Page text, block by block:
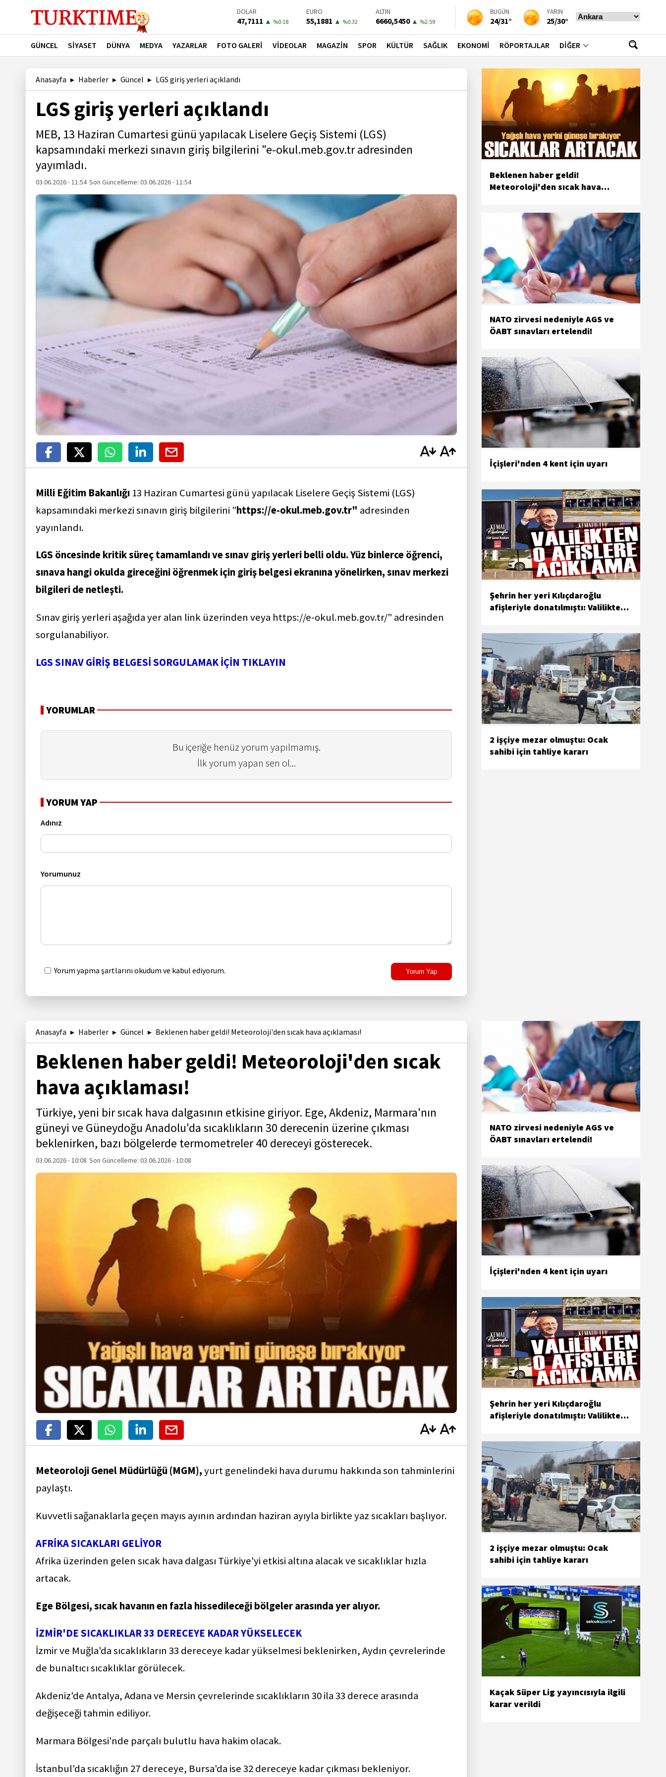
DOLAR
47,7111 ▲ %0.18
EURO
55,1881 ▲ %0.32
ALTIN
6660,5450 ▲ %2.59
BIST-100
13779,39 ▼ %-0.14
PETROL
81,4900▼ %-1.56
BONO
41,3000 ▼ %-0.55
BUGÜN
24/31°
YARIN
25/30°
GÜNCEL SİYASET DÜNYA MEDYA YAZARLAR FOTO GALERİ VİDEOLAR MAGAZİN SPOR KÜLTÜR SAĞLIK EKONOMİ RÖPORTAJLAR DİĞER
Anasayfa Haberler Güncel LGS giriş yerleri açıklandı
LGS giriş yerleri açıklandı
MEB, 13 Haziran Cumartesi günü yapılacak Liselere Geçiş Sistemi (LGS)
kapsamındaki merkezi sınavın giriş bilgilerini "e-okul.meb.gov.tr adresinden
yayımladı.
03.06.2026 - 11:54 Son Güncelleme:03.06.2026 - 11:54
Milli Eğitim Bakanlığı 13 Haziran Cumartesi günü yapılacak Liselere Geçiş Sistemi (LGS)
kapsamındaki merkezi sınavın giriş bilgilerini "https://e-okul.meb.gov.tr" adresinden
yayınlandı.
LGS öncesinde kritik süreç tamamlandı ve sınav giriş yerleri belli oldu. Yüz binlerce öğrenci,
sınava hangi okulda gireceğini öğrenmek için giriş belgesi ekranına yönelirken, sınav merkezi
bilgileri de netleşti.
Sınav giriş yerleri aşağıda yer alan link üzerinden veya https://e-okul.meb.gov.tr/" adresinden
sorgulanabiliyor.
LGS SINAV GİRİŞ BELGESİ SORGULAMAK İÇİN TIKLAYIN
YORUMLAR
Bu içeriğe henüz yorum yapılmamış.
İlk yorum yapan sen ol...
YORUM YAP
Adınız
Yorumunuz
Yorum yapma şartlarını okudum ve kabul ediyorum. Yorum Yap
Beklenen haber geldi!
Meteoroloji'den sıcak hava
NATO zirvesi nedeniyle AGS ve
ÖABT sınavları ertelendi!
İçişleri'nden 4 kent için uyarı
Şehrin her yeri Kılıçdaroğlu
afişleriyle donatılmıştı: Valilikten
2 işçiye mezar olmuştu: Ocak
sahibi için tahliye kararı
Anasayfa Haberler Güncel Beklenen haber geldi! Meteoroloji'den sıcak hava açıklaması!
Beklenen haber geldi! Meteoroloji'den sıcak
hava açıklaması!
Türkiye, yeni bir sıcak hava dalgasının etkisine giriyor. Ege, Akdeniz, Marmara'nın
güneyi ve Güneydoğu Anadolu'da sıcaklıkların 30 derecenin üzerine çıkması
beklenirken, bazı bölgelerde termometreler 40 dereceyi gösterecek.
03.06.2026 - 10:08 Son Güncelleme:03.06.2026 - 10:08
Meteoroloji Genel Müdürlüğü (MGM),yurt genelindeki hava durumu hakkında son tahminlerini
paylaştı.
Kuvvetli sağanaklarla geçen mayıs ayının ardından haziran ayıyla birlikte yaz sıcakları başlıyor.
AFRİKA SICAKLARI GELİYOR
Afrika üzerinden gelen sıcak hava dalgası Türkiye'yi etkisi altına alacak ve sıcaklıklar hızla
artacak.
Ege Bölgesi, sıcak havanın en fazla hissedileceği bölgeler arasında yer alıyor.
İZMİR'DE SICAKLIKLAR 33 DERECEYE KADAR YÜKSELECEK
İzmir ve Muğla'da sıcaklıkların 33 dereceye kadar yükselmesi beklenirken, Aydın çevrelerinde
de bunaltıcı sıcaklıklar görülecek.
Akdeniz'de Antalya, Adana ve Mersin çevrelerinde sıcaklıkların 30 ila 33 derece arasında
değişeceği tahmin ediliyor.
Marmara Bölgesi'nde parçalı bulutlu hava hakim olacak.
İstanbul'da sıcaklığın 27 dereceye, Bursa'da ise 32 dereceye kadar çıkması bekleniyor.
NATO zirvesi nedeniyle AGS ve
ÖABT sınavları ertelendi!
İçişleri'nden 4 kent için uyarı
Şehrin her yeri Kılıçdaroğlu
afişleriyle donatılmıştı: Valilikten
2 işçiye mezar olmuştu: Ocak
sahibi için tahliye kararı
Kaçak Süper Lig yayıncısıyla ilgili
karar verildi